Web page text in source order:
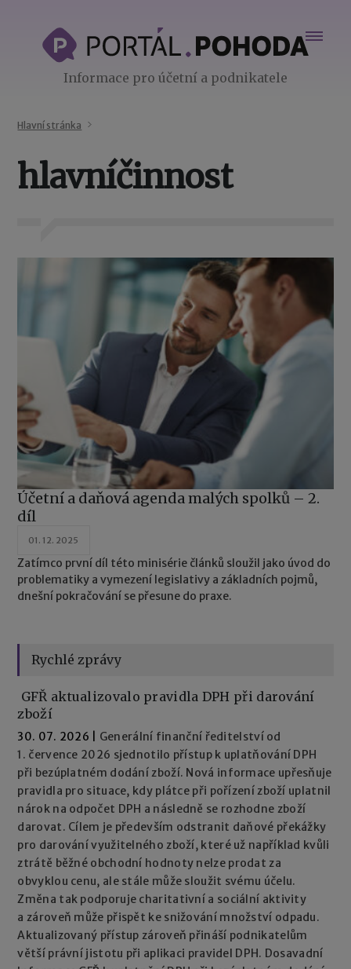
Informace pro účetní a podnikatele
Hlavní stránka
hlavníčinnost
Účetní a daňová agenda malých spolků – 2.
díl
01. 12. 2025
Zatímco první díl této minisérie článků sloužil jako úvod do
problematiky a vymezení legislativy a základních pojmů,
dnešní pokračování se přesune do praxe.
Rychlé zprávy
GFŘ aktualizovalo pravidla DPH při darování
zboží
30. 07. 2026
Generální finanční ředitelství od
1. července 2026 sjednotilo přístup k uplatňování DPH
při bezúplatném dodání zboží. Nová informace upřesňuje
pravidla pro situace, kdy plátce při pořízení zboží uplatnil
nárok na odpočet DPH a následně se rozhodne zboží
darovat. Cílem je především odstranit daňové překážky
pro darování využitelného zboží, které už například kvůli
ztrátě běžné obchodní hodnoty nelze prodat za
obvyklou cenu, ale stále může sloužit svému účelu.
Změna tak podporuje charitativní a sociální aktivity
a zároveň může přispět ke snižování množství odpadu.
Aktualizovaný přístup zároveň přináší podnikatelům
větší právní jistotu při aplikaci pravidel DPH. Dosavadní